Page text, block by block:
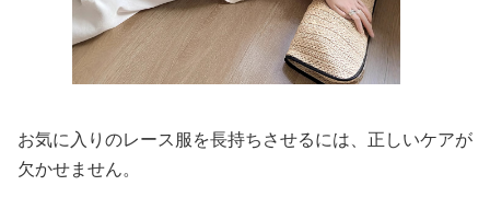
お気に入りのレース服を長持ちさせるには、正しいケアが
欠かせません。